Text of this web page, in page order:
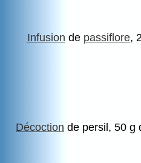
Infusion de passiflore,
Décoction de persil, 50 g